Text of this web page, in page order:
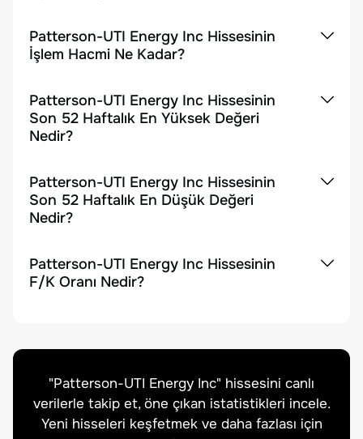
Patterson-UTI Energy Inc Hissesinin
İşlem Hacmi Ne Kadar?
Patterson-UTI Energy Inc Hissesinin
Son 52 Haftalık En Yüksek Değeri
Nedir?
Patterson-UTI Energy Inc Hissesinin
Son 52 Haftalık En Düşük Değeri
Nedir?
Patterson-UTI Energy Inc Hissesinin
F/K Oranı Nedir?
"Patterson-UTI Energy Inc" hissesini canlı
verilerle takip et, öne çıkan istatistikleri incele.
Yeni hisseleri keşfetmek ve daha fazlası için